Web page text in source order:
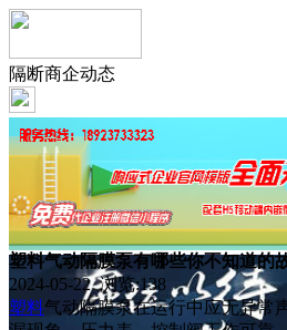
隔断商企动态
塑料气动隔膜泵有哪些你不知道的
2024-05-22 浏览:138
塑料气动隔膜泵在运行中应无异常